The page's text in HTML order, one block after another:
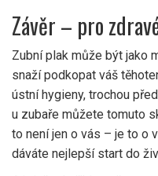
Závěr – pro
Zubní plak může být jako
snaží podkopat váš
ústní hygieny, trochou
u zubaře můžete tomuto
to není jen o vás – je to o
dáváte nejlepší start do